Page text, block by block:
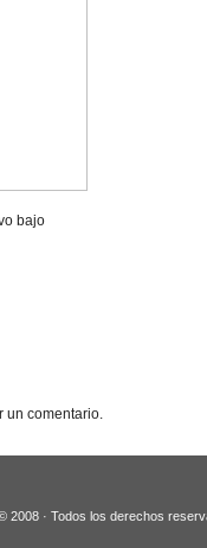
bajo
un comentario.
2008 · Todos los derechos